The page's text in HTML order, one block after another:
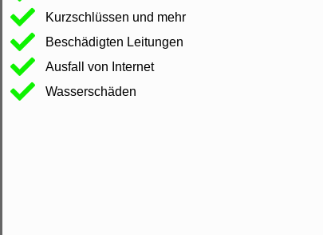
Kurzschlüssen und mehr
Beschädigten Leitungen
Ausfall von Internet
Wasserschäden